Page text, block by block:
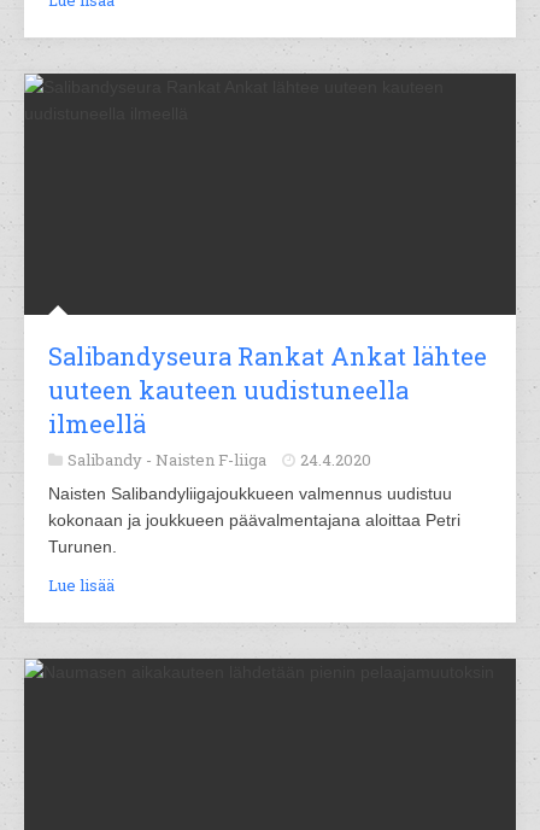
Salibandyseura Rankat Ankat lähtee
uuteen kauteen uudistuneella
ilmeellä
Salibandy - Naisten F-liiga 24.4.2020
Naisten Salibandyliigajoukkueen valmennus uudistuu
kokonaan ja joukkueen päävalmentajana aloittaa Petri
Turunen.
Lue lisää